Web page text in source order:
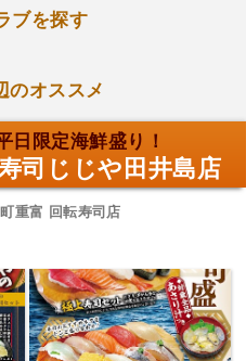
ブを探す
のオススメ
日限定海鮮盛り！
司じじや田井島店
重富 回転寿司店